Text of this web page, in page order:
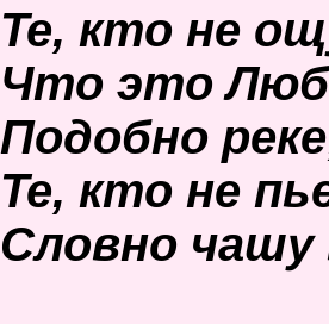
Те, кто не
Что это
Подобно
Те, кто не
Словно